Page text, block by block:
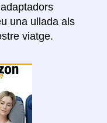
una ullada als
viatge.